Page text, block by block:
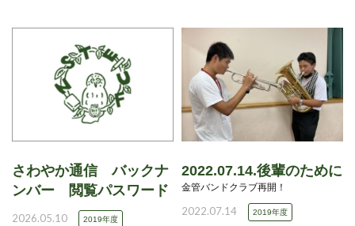
さわやか通信 バックナ
ンバー 閲覧パスワード
2026.05.10 2019年度
2022.07.14.後輩のために
金管バンドクラブ再開！
2022.07.14 2019年度